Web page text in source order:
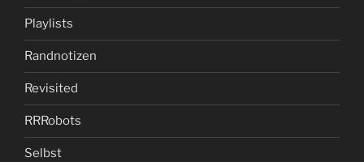
Playlists
Randnotizen
Revisited
RRRobots
Selbst